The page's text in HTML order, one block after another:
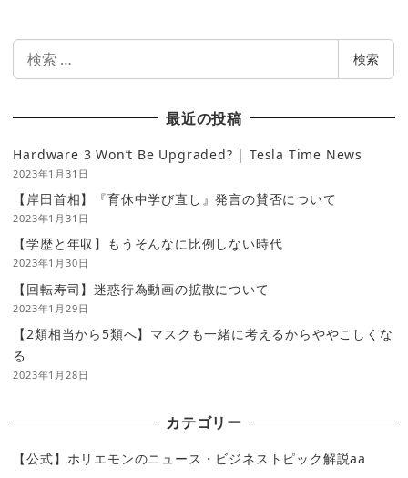
検
検索
最近の投稿
Hardware 3 Won’t Be Upgraded? | Tesla Time News
2023年1月31日
【岸田首相】『育休中学び直し』発言の賛否について
2023年1月31日
【学歴と年収】もうそんなに比例しない時代
2023年1月30日
【回転寿司】迷惑行為動画の拡散について
2023年1月29日
【2類相当から5類へ】マスクも一緒に考えるからややこしくな
る
2023年1月28日
カテゴリー
【公式】ホリエモンのニュース・ビジネストピック解説aa